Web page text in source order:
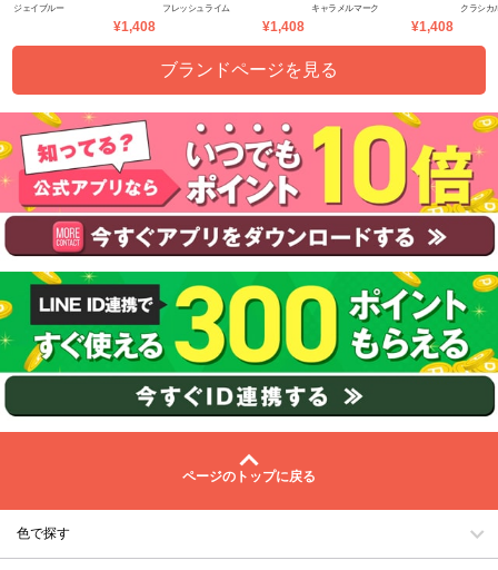
ジェイブルー
¥1,408
フレッシュライム
¥1,408
キャラメルマーク
¥1,408
クラシカ
ブランドページを見る
ページのトップに戻る
色で探す